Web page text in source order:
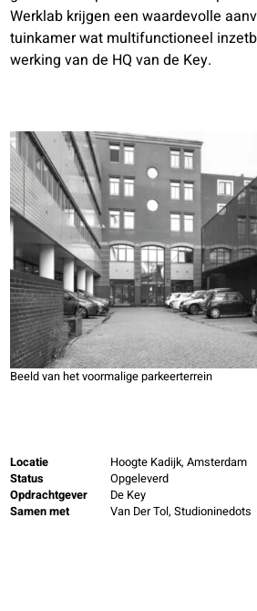
Werklab krijgen een waardevolle
tuinkamer wat multifunctioneel
werking van de HQ van de Key.
Beeld van het voormalige parkeerterrein
Locatie
Hoogte Kadijk, Amsterdam
Status
Opgeleverd
Opdrachtgever
De Key
Samen met
Van Der Tol, Studioninedots